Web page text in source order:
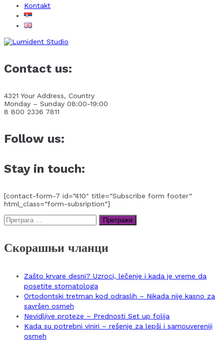
Kontakt
Contact us:
4321 Your Address, Country
Monday – Sunday 08:00-19:00
8 800 2336 7811
Follow us:
Stay in touch:
[contact-form-7 id=“410″ title=“Subscribe form footer“
html_class=“form-subsription“]
Претрага
за:
Скорашњи чланци
Zašto krvare desni? Uzroci, lečenje i kada je vreme da
posetite stomatologa
Ortodontski tretman kod odraslih – Nikada nije kasno za
savršen osmeh
Nevidljive proteze – Prednosti Set up folija
Kada su potrebni viniri – rešenje za lepši i samouvereniji
osmeh